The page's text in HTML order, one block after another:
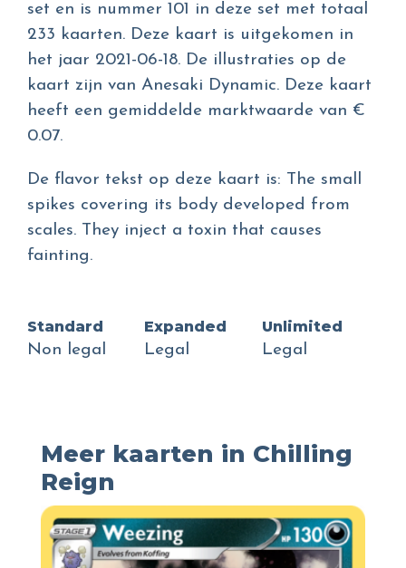
set en is nummer 101 in deze set met totaal
233 kaarten. Deze kaart is uitgekomen in
het jaar 2021-06-18. De illustraties op de
kaart zijn van Anesaki Dynamic. Deze kaart
heeft een gemiddelde marktwaarde van €
0.07.
De flavor tekst op deze kaart is: The small
spikes covering its body developed from
scales. They inject a toxin that causes
fainting.
Standard
Non legal
Expanded
Legal
Unlimited
Legal
Meer kaarten in Chilling
Reign